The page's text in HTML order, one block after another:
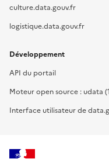
culture.data.gouv.fr
logistique.data.gouv.fr
Développement
API du portail
Moteur open source : udata
Interface utilisateur de